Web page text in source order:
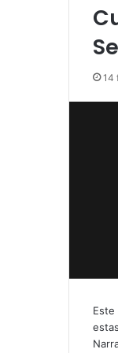
14
Este